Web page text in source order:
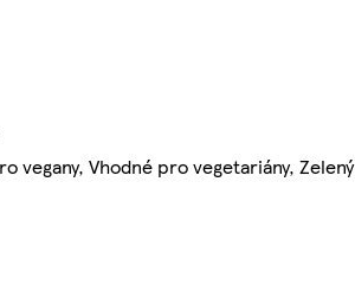
vegany, Vhodné pro vegetariány, Zelený